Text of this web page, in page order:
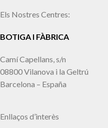
Els Nostres Centres:
BOTIGA I FÀBRICA
Camí Capellans, s/n
08800 Vilanova i la Geltrú
Barcelona – España
Enllaços d’interès